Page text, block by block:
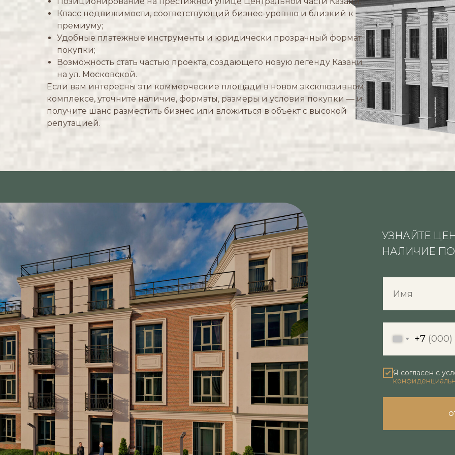
91,8
ОБЩАЯ ПЛОЩАДЬ, М²
1
24,2
ОБЩАЯ ПЛОЩАДЬ, М²
1
ЭТАЖ
Класс недвижимости, соответствующий бизнес-уровню и близкий к
премиуму;
Удобные платежные инструменты и юридически прозрачный формат
покупки;
Возможность стать частью проекта, создающего новую легенду Казани
на ул. Московской.
Если вам интересны эти коммерческие площади в новом эксклюзивном
комплексе, уточните наличие, форматы, размеры и условия покупки — и
получите шанс разместить бизнес или вложиться в объект с высокой
репутацией.
УЗНАЙТЕ
НАЛИЧИЕ
+7
Я согласен с